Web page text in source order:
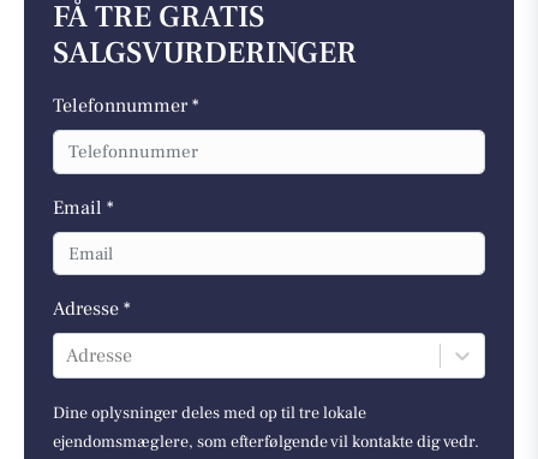
FÅ TRE GRATIS
SALGSVURDERINGER
Telefonnummer *
Email *
Adresse *
Adresse
Dine oplysninger deles med op til tre lokale
ejendomsmæglere, som efterfølgende vil kontakte dig vedr.